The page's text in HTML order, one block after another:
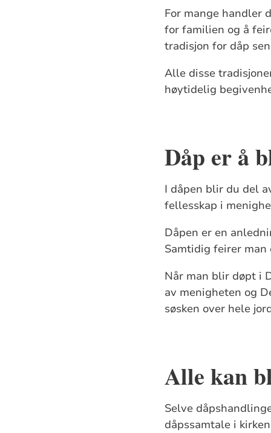
For mange handler
for familien og å
tradisjon for dåp
Alle disse
høytidelig
Dåp er å
I dåpen blir du del
fellesskap i
Dåpen er en
Samtidig feirer
Når man blir døpt i
av menigheten og
søsken over hele
Alle kan
Selve
dåpssamtale i